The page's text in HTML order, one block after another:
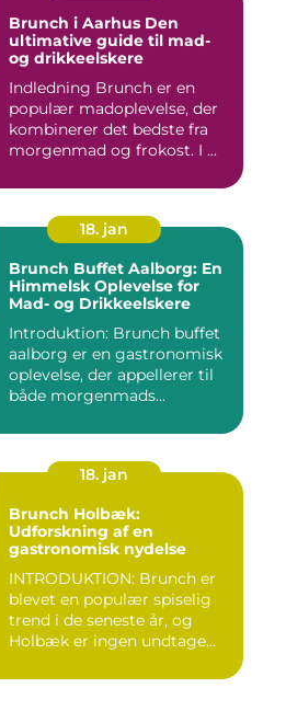
Brunch i Aarhus Den
ultimative guide til mad-
og drikkeelskere
Indledning Brunch er en
populær madoplevelse, der
kombinerer det bedste fra
morgenmad og frokost. I ...
18. jan
Brunch Buffet Aalborg: En
Himmelsk Oplevelse for
Mad- og Drikkeelskere
Introduktion: Brunch buffet
aalborg er en gastronomisk
oplevelse, der appellerer til
både morgenmads...
18. jan
Brunch Holbæk:
Udforskning af en
gastronomisk nydelse
INTRODUKTION: Brunch er
blevet en populær spiselig
trend i de seneste år, og
Holbæk er ingen undtage...